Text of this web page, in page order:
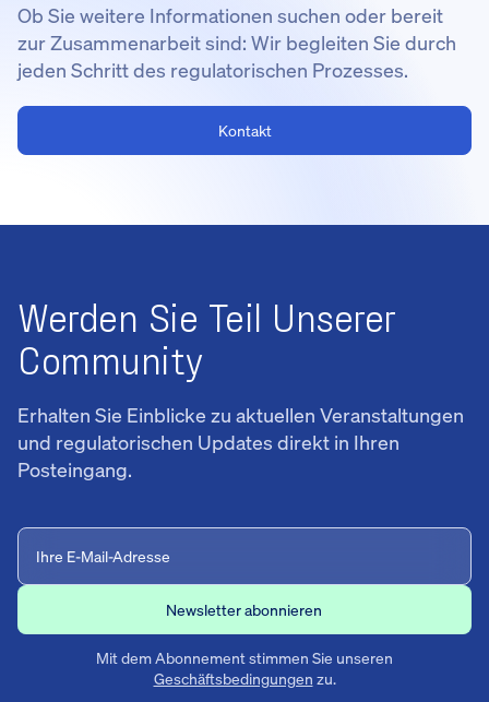
Ob Sie weitere Informationen suchen oder bereit
zur Zusammenarbeit sind: Wir begleiten Sie durch
jeden Schritt des regulatorischen Prozesses.
Kontakt
Werden Sie Teil Unserer
Community
Erhalten Sie Einblicke zu aktuellen Veranstaltungen
und regulatorischen Updates direkt in Ihren
Posteingang.
Mit dem Abonnement stimmen Sie unseren
Geschäftsbedingungen zu.